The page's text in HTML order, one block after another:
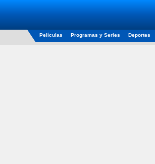
Películas Programas y Series Deportes